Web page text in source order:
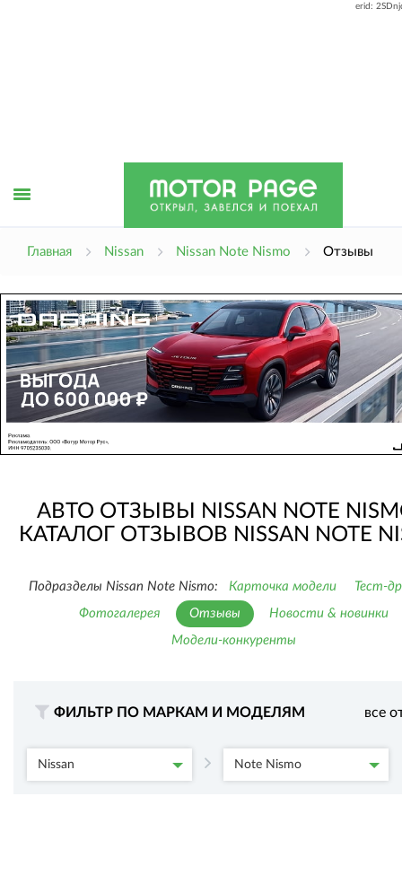
erid:
меню
Главная Nissan Nissan Note Nismo Отзывы
АВТО ОТЗЫВЫ NISSAN NOTE
КАТАЛОГ ОТЗЫВОВ NISSAN NOTE
Подразделы Nissan Note Nismo: Карточка модели
Тест-
Фотогалерея
Отзывы
Новости & новинки
Модели-конкуренты
ФИЛЬТР ПО МАРКАМ И МОДЕЛЯМ все
Nissan Note Nismo